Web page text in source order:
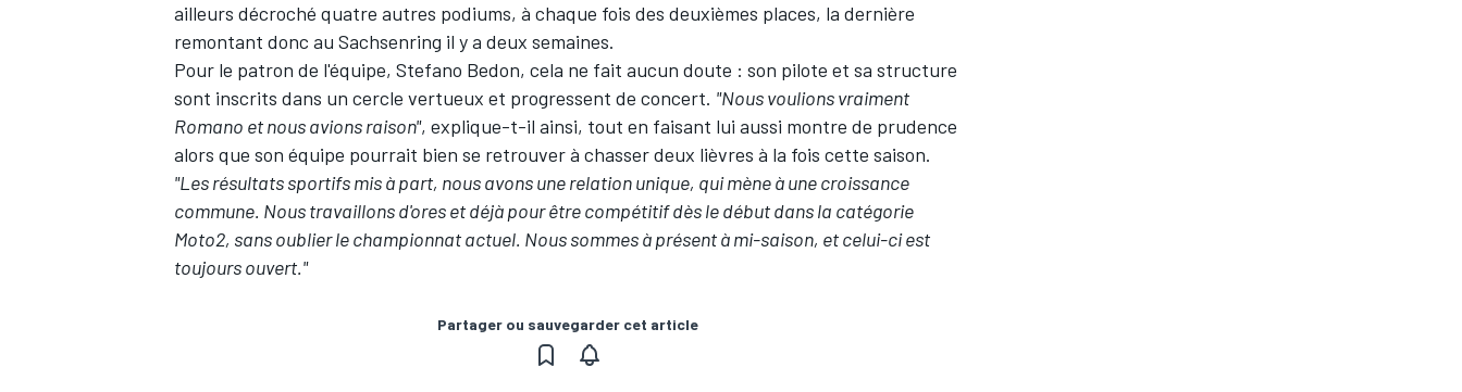
ailleurs décroché quatre autres podiums, à chaque fois des deuxièmes places, la dernière
remontant donc au Sachsenring il y a deux semaines.
Pour le patron de l'équipe, Stefano Bedon, cela ne fait aucun doute : son pilote et sa structure
sont inscrits dans un cercle vertueux et progressent de concert. "Nous voulions vraiment
Romano et nous avions raison", explique-t-il ainsi, tout en faisant lui aussi montre de prudence
alors que son équipe pourrait bien se retrouver à chasser deux lièvres à la fois cette saison.
"Les résultats sportifs mis à part, nous avons une relation unique, qui mène à une croissance
commune. Nous travaillons d'ores et déjà pour être compétitif dès le début dans la catégorie
Moto2, sans oublier le championnat actuel. Nous sommes à présent à mi-saison, et celui-ci est
toujours ouvert."
Partager ou sauvegarder cet article